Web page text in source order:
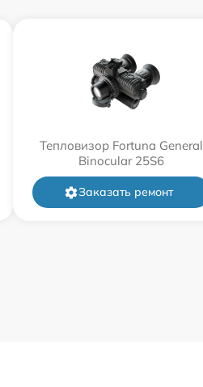
Тепловизор Fortuna General
Binocular 25S6
Заказать ремонт